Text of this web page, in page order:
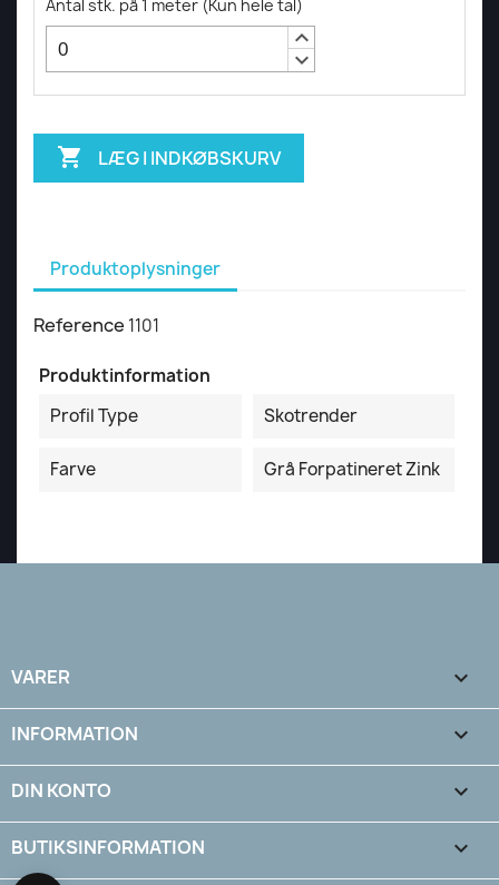
Antal stk. på 1 meter (Kun hele tal)
keyboard_arrow_up
keyboard_arrow_down
 LÆG I INDKØBSKURV
Produktoplysninger
Reference 1101
Produktinformation
Profil Type
Skotrender
Farve Grå Forpatineret Zink
VARER 
INFORMATION 
DIN KONTO 
BUTIKSINFORMATION keyboard_arrow_down